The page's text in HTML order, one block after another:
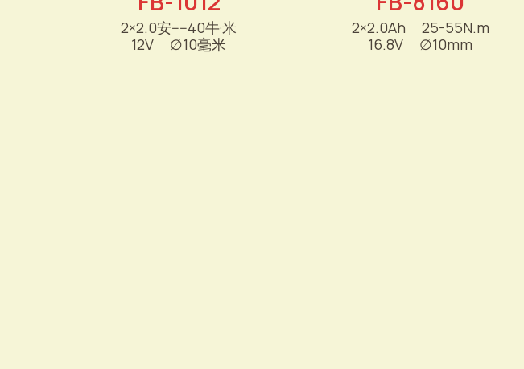
2×2.0安----40牛·米
12V
∅10毫米
2×2.0Ah
25-55N.m
16.8V
∅10mm